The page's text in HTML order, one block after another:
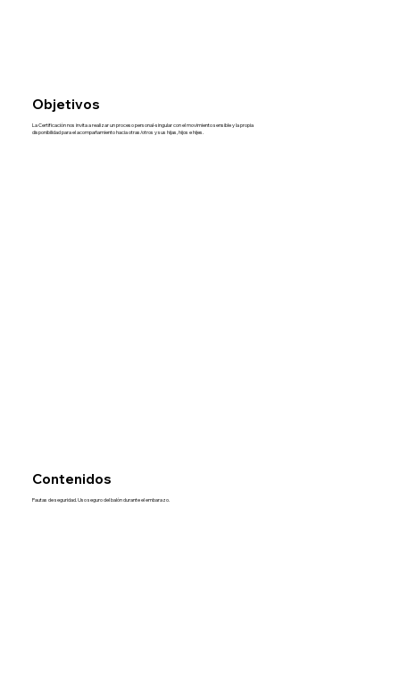
Objetivos
La Certificación nos invita a realizar un proceso personal-singular con el movimiento sensible y la propia
disponibilidad para el acompañamiento hacia otras/otros y sus hijas, hijos e hijes.
Contenidos
Pautas de seguridad. Uso seguro del balón durante el embarazo.